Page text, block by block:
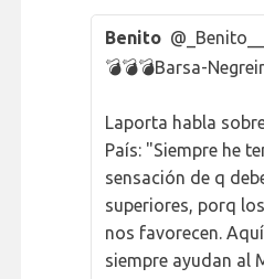
Benito @_Benito___
💣💣💣Barsa-
Laporta habla
País: "Siempre he
sensación de q
superiores, porq
nos favorecen.
siempre ayudan al